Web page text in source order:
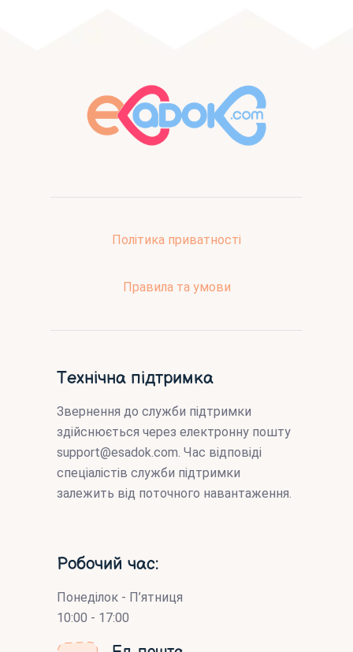
Політика приватності
Правила та умови
Технічна підтримка
Звернення до служби підтримки
здійснюється через електронну пошту
support@esadok.com. Час відповіді
спеціалістів служби підтримки
залежить від поточного навантаження.
Робочий час:
Понеділок - П’ятниця
10:00 - 17:00